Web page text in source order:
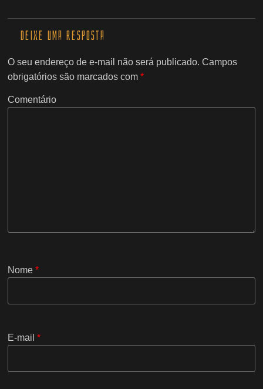
Deixe uma resposta
O seu endereço de e-mail não será publicado. Campos
obrigatórios são marcados com*
Comentário
Nome*
E-mail*